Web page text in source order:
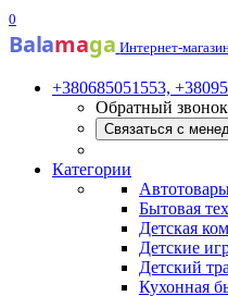
0
Balamaga Интернет-
+380685051553,
Обратный звонок
Связаться с
Категории
Бытовая
Детская
Детские
Детский
Кухонная